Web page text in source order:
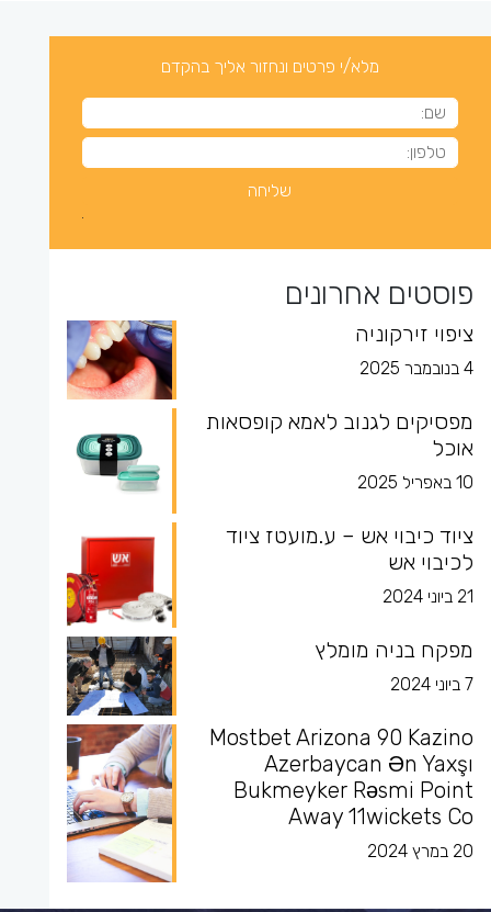
מלא/י פרטים ונחזור אליך בהקדם
פוסטים אחרונים
ציפוי זירקוניה
4 בנובמבר 2025
מפסיקים לגנוב לאמא קופסאות
אוכל
10 באפריל 2025
ציוד כיבוי אש – ע.מועטז ציוד
לכיבוי אש
21 ביוני 2024
מפקח בניה מומלץ
7 ביוני 2024
Mostbet Arizona 90 Kazino
Azerbaycan Ən Yaxşı
Bukmeyker Rəsmi Point
Away 11wickets Co
20 במרץ 2024